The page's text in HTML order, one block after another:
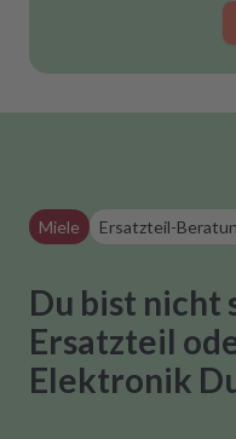
Miele Ersatzteil-
Du bist nicht
Ersatzteil
Elektronik